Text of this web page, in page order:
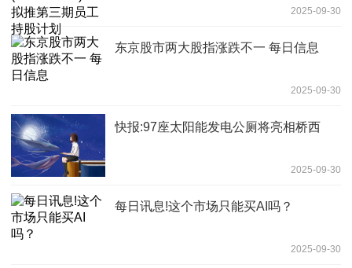
2025-09-30
东京股市两大股指涨跌不一 每日信息
2025-09-30
快报:97座太阳能发电公厕将亮相桥西
2025-09-30
每日讯息!这个市场只能买AI吗？
2025-09-30